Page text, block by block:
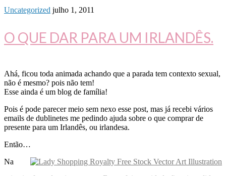
Uncategorized julho 1, 2011
O QUE DAR PARA UM IRLANDÊS.
Ahá, ficou toda animada achando que a parada tem contexto sexual,
não é mesmo? pois não tem!
Esse ainda é um blog de família!
Pois é pode parecer meio sem nexo esse post, mas já recebi vários
emails de dublinetes me pedindo ajuda sobre o que comprar de
presente para um Irlandês, ou irlandesa.
Então…
Na